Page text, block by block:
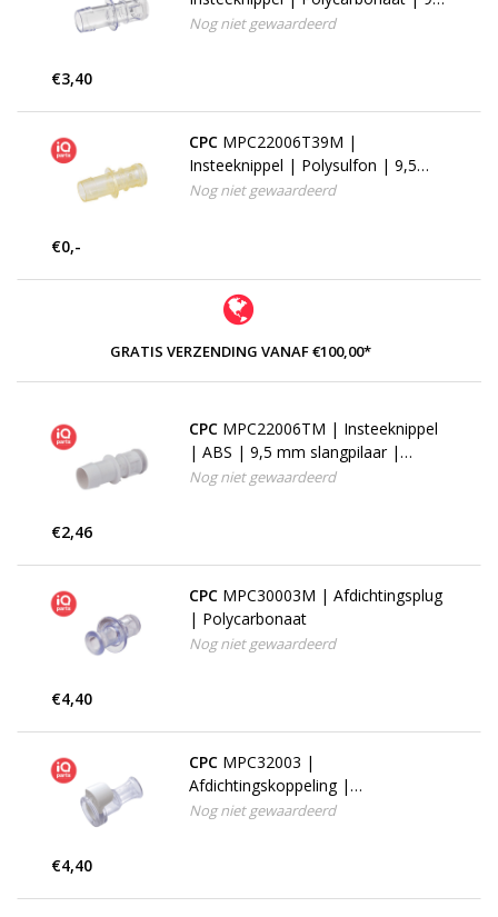
mm slangpilaar | Silicone
Nog niet gewaardeerd
€3,40
CPC MPC22006T39M |
Insteeknippel | Polysulfon | 9,5
mm slangpilaar | Silicone
Nog niet gewaardeerd
€0,-
GRATIS VERZENDING VANAF €100,00*
CPC MPC22006TM | Insteeknippel
| ABS | 9,5 mm slangpilaar |
Silicone
Nog niet gewaardeerd
€2,46
CPC MPC30003M | Afdichtingsplug
| Polycarbonaat
Nog niet gewaardeerd
€4,40
CPC MPC32003 |
Afdichtingskoppeling |
Polycarbonaat | zonder
Nog niet gewaardeerd
€4,40